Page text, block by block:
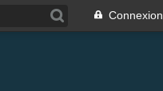
Connexion